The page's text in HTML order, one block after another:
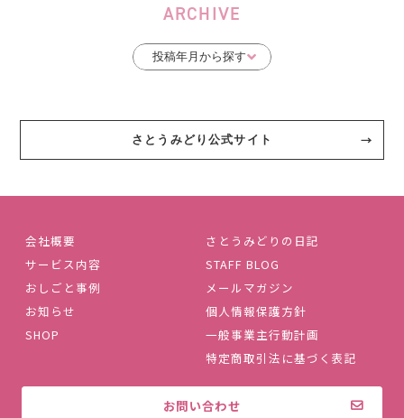
ARCHIVE
さとうみどり公式サイト
会社概要
サービス内容
おしごと事例
お知らせ
SHOP
さとうみどりの日記
STAFF BLOG
メールマガジン
個人情報保護方針
一般事業主行動計画
特定商取引法に基づく表記
お問い合わせ